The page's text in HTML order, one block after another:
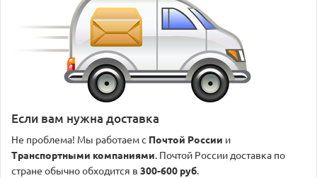
Если вам нужна доставка
Не проблема! Мы работаем с Почтой России и
Транспортными компаниями. Почтой России доставка по
стране обычно обходится в 300-600 руб.